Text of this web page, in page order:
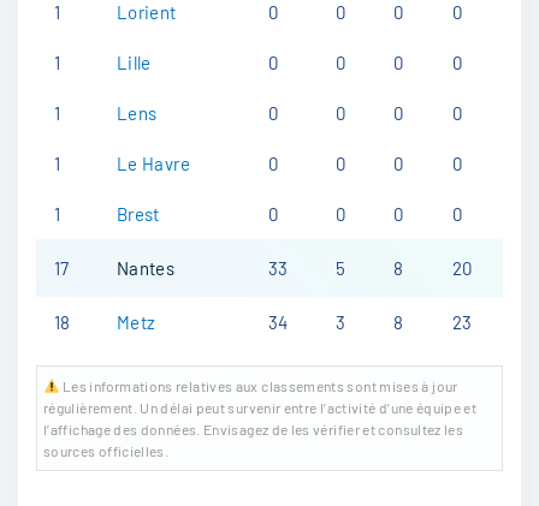
1 Lorient 0 0 0 0
1 Lille 0 0 0 0
1 Lens 0 0 0 0
1 Le Havre 0 0 0 0
1 Brest 0 0 0 0
17 Nantes 33 5 8 20
18 Metz 34 3 8 23
Les informations relatives aux classements sont mises à jour
régulièrement. Un délai peut survenir entre l’activité d’une équipe et
l’affichage des données. Envisagez de les vérifier et consultez les
sources officielles.